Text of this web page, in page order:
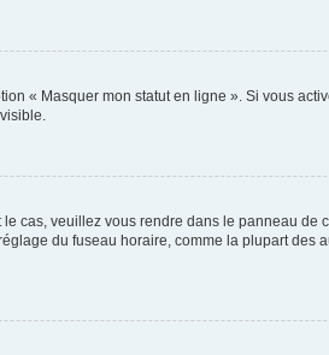
« Masquer mon statut en ligne ». Si vous
cas, veuillez vous rendre dans le panneau
du fuseau horaire, comme la plupart des